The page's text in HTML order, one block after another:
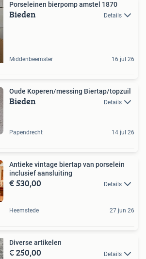
Porseleinen bierpomp amstel 1870
Bieden Details
Middenbeemster 16 jul 26
Oude Koperen/messing Biertap/topzuil
Bieden Details
Papendrecht 14 jul 26
Antieke vintage biertap van porselein
inclusief aansluiting
€ 530,00 Details
Heemstede 27 jun 26
Diverse artikelen
€ 250,00 Details